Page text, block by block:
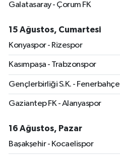
Galatasaray - Çorum FK
15 Ağustos, Cumartesi
Konyaspor - Rizespor
Kasımpaşa - Trabzonspor
Gençlerbirliği S.K. - Fenerbahçe
Gaziantep FK - Alanyaspor
16 Ağustos, Pazar
Başakşehir - Kocaelispor